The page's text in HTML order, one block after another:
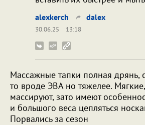
alexkerch dalex
30.06.25
13:18
Массажные тапки полная дрянь,
то вроде ЭВА но тяжелее.
массируют, зато имеют
и большого веса цепляться
Порвались за сезон